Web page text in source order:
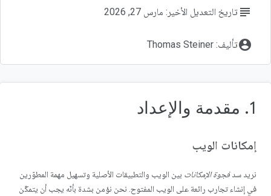
subject تاريخ التعديل الأخير: مارس 27, 2026
account_circleتأليف: Thomas Steiner
1. مقدمة والإعداد
إمكانات الويب
نريد سدفجوة الإمكانات بين الويب والتطبيقات الأصلية وتسهيل مهمة المطوّرين
في إنشاء تجارب رائعة على الويب المفتوح. نحن نؤمن بشدة بأنّه يجب أن يتمكّن